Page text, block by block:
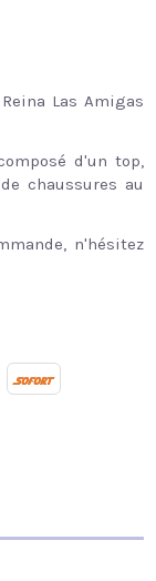
Las Amigas
d'un top,
chaussures au
n'hésitez